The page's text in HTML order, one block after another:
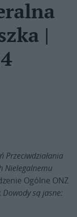
|
Przeciwdziałania
Nielegalnemu
Ogólne ONZ
Dowody są jasne: